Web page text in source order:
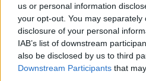
us or personal information
your opt-out. You may
disclosure of your personal
IAB’s list of downstream
also be disclosed by us to third
Downstream Participants that